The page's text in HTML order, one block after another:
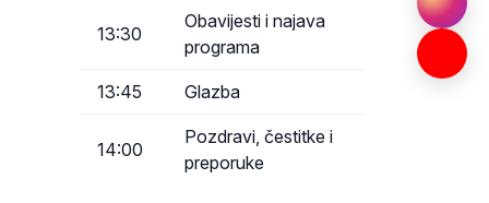
13:30
Obavijesti i najava
programa
13:45 Glazba
14:00
Pozdravi, čestitke i
preporuke